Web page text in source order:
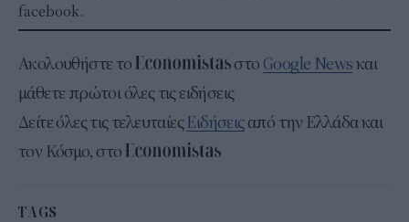
facebook.
Ακολουθήστε το στο Google Newsκαι
μάθετε πρώτοι όλες τις ειδήσεις
Δείτε όλες τις τελευταίεςΕιδήσειςαπό την Ελλάδα και
τον Κόσμο, στο
TAGS